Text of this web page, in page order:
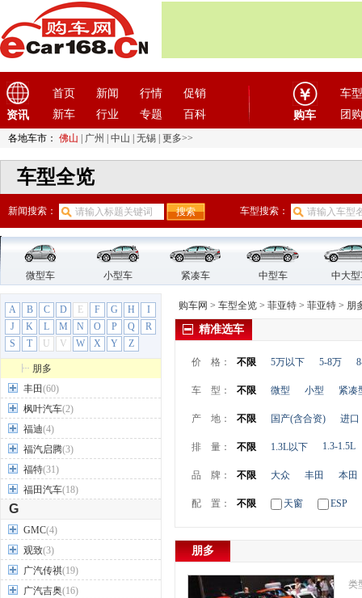
资讯
首页 新闻 行情
促销
新车
行业 专题 百科 购车
车型
团购
各地车市： 佛山 广州 中山 无锡 更多>>
车型全览
新闻搜索： 车型搜索：
微型车 小型车 紧凑车 中型车 中大
A B C D E F G H
I
J
K L M N O P Q
R
S
T U V W X Y Z
东风小康
东风奕派(1)
东南(12)
F
法拉利
(10)
方程豹 (1)
飞凡汽车(1)
广汽菲亚特(2)
菲翔
致悦
Panda
博悦
菲亚特500
菲跃
领雅
朋多
丰田(60)
枫叶汽车(2)
福迪(4)
福汽启腾(3)
福特(31)
福田汽车(18)
G
GMC(4)
观致(3)
广汽传祺(19)
广汽吉奥(16)
购车网 > 车型全览 > 菲亚特 > 菲亚特 > 朋
精准选车
价 格： 不限 5万以下 5-8万
车 型： 不限 微型 小型 紧凑
产 地： 不限 国产(含合资) 进口
排 量： 不限 1.3L以下 1.3-1.5L
品 牌： 不限 大众 丰田 本田
配 置： 不限 天窗 ESP
朋多
类